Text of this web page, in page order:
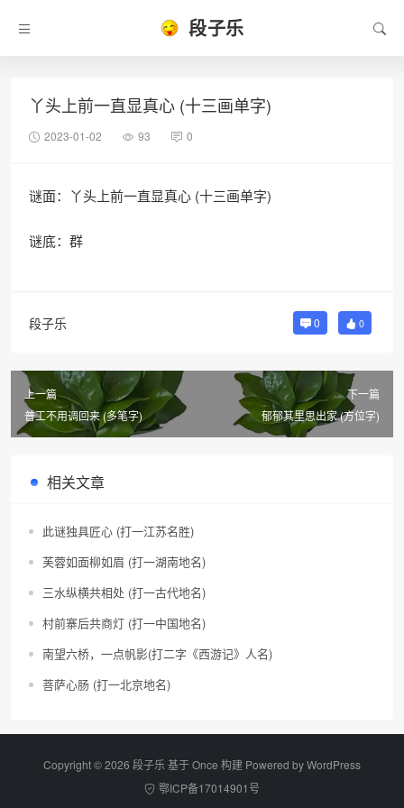
段子乐
丫头上前一直显真心 (十三画单字)
2023-01-02 93 0
谜面：丫头上前一直显真心 (十三画单字)
谜底：群
段子乐 0 0
上一篇
普工不用调回来 (多笔字)
下一篇
郁郁其里思出家 (方位字)
相关文章
此谜独具匠心 (打一江苏名胜)
芙蓉如面柳如眉 (打一湖南地名)
三水纵横共相处 (打一古代地名)
村前寨后共商灯 (打一中国地名)
南望六桥，一点帆影(打二字《西游记》人名)
菩萨心肠 (打一北京地名)
Copyright © 2026 段子乐 基于 Once 构建 Powered byWordPress
鄂ICP备17014901号